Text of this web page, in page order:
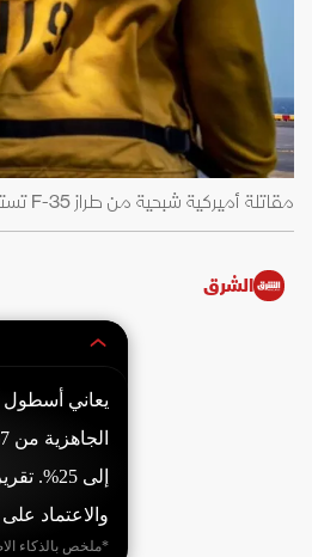
مقاتلة أميركية شبحية من طراز F-35 تستعد للهبوط على حاملة طائرات في بحر العرب. 30 مايو 2026 - x.com/CENTCOM
الشرق
إلى
والاعتماد
*ملخص بالذكاء